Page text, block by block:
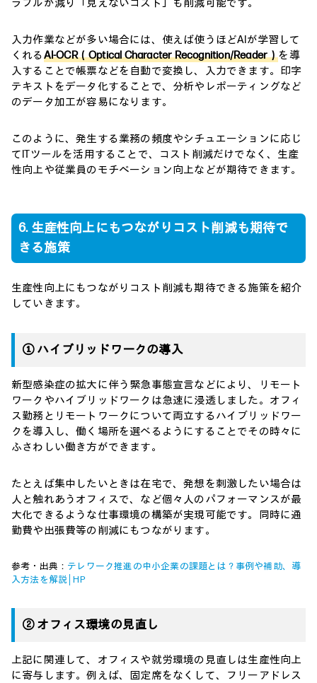
ラブルが減り「見えないコスト」も削減可能です。
入力作業などが多い場合には、使えば使うほどAIが学習して
くれるAI-OCR（Optical Character Recognition/Reader）を導
入することで帳票などを自動で変換し、入力できます。印字
テキストをデータ化することで、分析やレポーティングなど
のデータ加工が容易になります。
このように、発生する業務の頻度やシチュエーションに応じ
てITツールを活用することで、コスト削減だけでなく、生産
性向上や従業員のモチベーション向上などが期待できます。
6. 生産性向上にもつながりコスト削減も期待で
きる施策
生産性向上にもつながりコスト削減も期待できる施策を紹介
していきます。
① ハイブリッドワークの導入
新型感染症の拡大に伴う緊急事態宣言などにより、リモート
ワークやハイブリッドワークは急速に浸透しました。オフィ
ス勤務とリモートワークについて両立するハイブリッドワー
クを導入し、働く場所を選べるようにすることでその時々に
ふさわしい働き方ができます。
たとえば集中したいときは在宅で、発想を刺激したい場合は
人と触れあうオフィスで、など個々人のパフォーマンスが最
大化できるような仕事環境の構築が実現可能です。同時に通
勤費や出張費等の削減にもつながります。
参考・出典： テレワーク推進の中小企業の課題とは？事例や補助、導
入方法を解説│HP
② オフィス環境の見直し
上記に関連して、オフィスや就労環境の見直しは生産性向上
に寄与します。例えば、固定席をなくして、フリーアドレス